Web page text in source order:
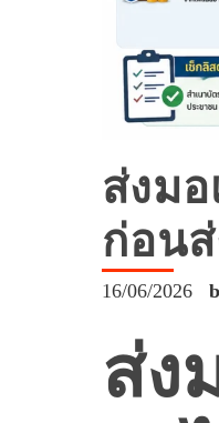
ส่งมอ
ก่อนส่
16/06/2026
ส่ง